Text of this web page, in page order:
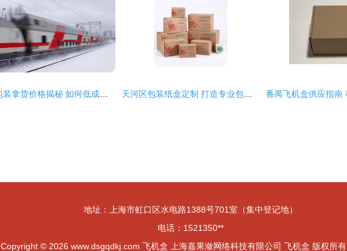
地址：上海市虹口区水电路1388号701室（集中登记地）
电话：1521350**
Copyright © 2026 www.dsgqdkj.com 飞机盒 上海嘉果潋网络科技有限公司 飞机盒 版权所有